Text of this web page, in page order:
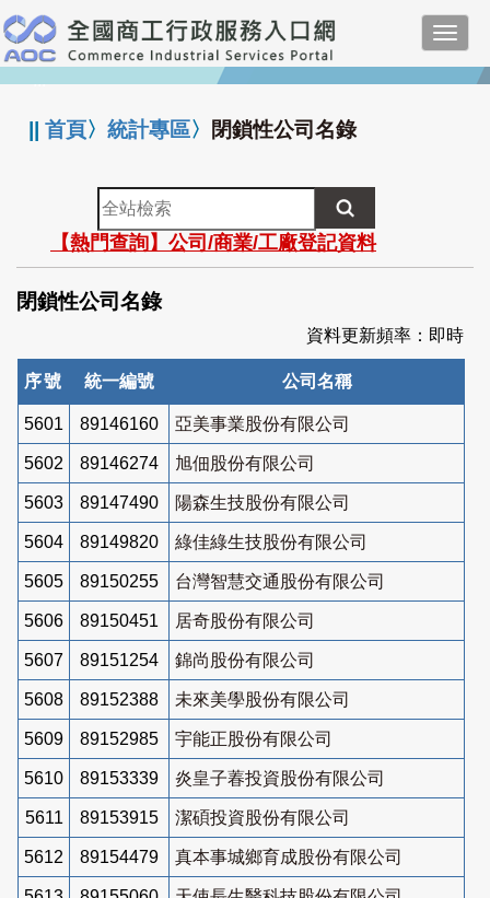
跳
到
主
要
:::
||首頁〉統計專區〉 閉鎖性公司名錄
全
站
檢
索
【熱門查詢】公司/商業/工廠登記資料
閉鎖性公司名錄
資料更新頻率：即時
序號 統一編號 公司名稱
5601 89146160 亞美事業股份有限公司
5602 89146274 旭佃股份有限公司
5603 89147490 陽森生技股份有限公司
5604 89149820 綠佳綠生技股份有限公司
5605 89150255 台灣智慧交通股份有限公司
5606 89150451 居奇股份有限公司
5607 89151254 錦尚股份有限公司
5608 89152388 未來美學股份有限公司
5609 89152985 宇能正股份有限公司
5610 89153339 炎皇子萶投資股份有限公司
5611 89153915 潔碩投資股份有限公司
5612 89154479 真本事城鄉育成股份有限公司